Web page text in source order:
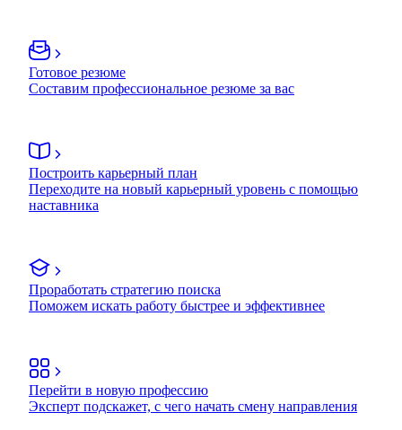
Готовое резюме
Составим профессиональное резюме за вас
Построить карьерный план
Переходите на новый карьерный уровень с помощью
наставника
Проработать стратегию поиска
Поможем искать работу быстрее и эффективнее
Перейти в новую профессию
Эксперт подскажет, с чего начать смену направления